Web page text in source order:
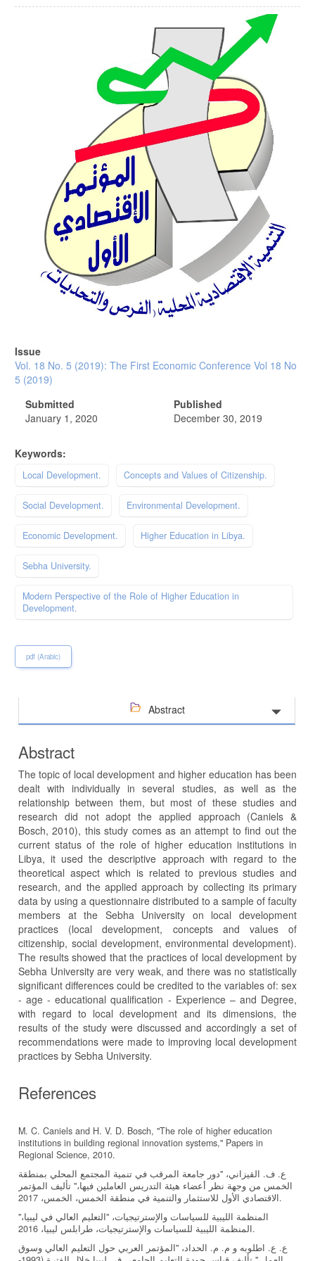
Issue
Vol. 18 No. 5 (2019): The First Economic Conference Vol 18 No
5 (2019)
Submitted
January 1, 2020
Published
December 30, 2019
Keywords:
Local Development. Concepts and Values of Citizenship.
Social Development. Environmental Development.
Economic Development. Higher Education in Libya.
Sebha University.
Modern Perspective of the Role of Higher Education in
Development.
pdf (Arabic)
Abstract
Abstract
The topic of local development and higher education has been
dealt with individually in several studies, as well as the
relationship between them, but most of these studies and
research did not adopt the applied approach (Caniels &
Bosch, 2010), this study comes as an attempt to find out the
current status of the role of higher education institutions in
Libya, it used the descriptive approach with regard to the
theoretical aspect which is related to previous studies and
research, and the applied approach by collecting its primary
data by using a questionnaire distributed to a sample of faculty
members at the Sebha University on local development
practices (local development, concepts and values of
citizenship, social development, environmental development).
The results showed that the practices of local development by
Sebha University are very weak, and there was no statistically
significant differences could be credited to the variables of: sex
- age - educational qualification - Experience – and Degree,
with regard to local development and its dimensions, the
results of the study were discussed and accordingly a set of
recommendations were made to improving local development
practices by Sebha University.
References
M. C. Caniels and H. V. D. Bosch, "The role of higher education
institutions in building regional innovation systems," Papers in
Regional Science, 2010.
ع. ف. القيزاني، "دور جامعة المرقب في تنمية المجتمع المحلي بمنطقة
الخمس من وجهة نظر أعضاء هيئة التدريس العاملين فيها،" تأليف المؤتمر
الاقتصادي الأول للاستثمار والتنمية في منطقة الخمس، الخمس، 2017.
المنظمة الليبية للسياسات والإسترتيجيات، "التعليم العالي في ليبيا،"
المنظمة الليبية للسياسات والإسترتيجيات، طرابلس ليبيا، 2016.
ع. ع. اطلوبه و م. م. الحداد، "المؤتمر العربي حول التعليم العالي وسوق